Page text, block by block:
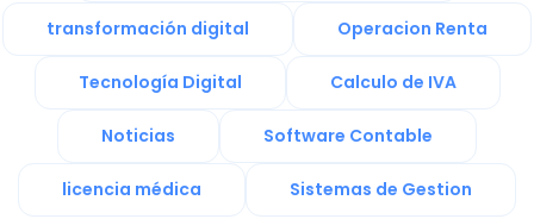
transformación digital Operacion Renta
Tecnología Digital Calculo de IVA
Noticias Software Contable
licencia médica Sistemas de Gestion